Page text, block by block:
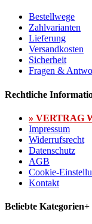
Bestellwege
Zahlvarianten
Lieferung
Versandkosten
Sicherheit
Fragen &
Rechtliche
» VERTRAG
Impressum
Widerrufsrecht
Datenschutz
AGB
Cookie-
Kontakt
Beliebte Kategorien+